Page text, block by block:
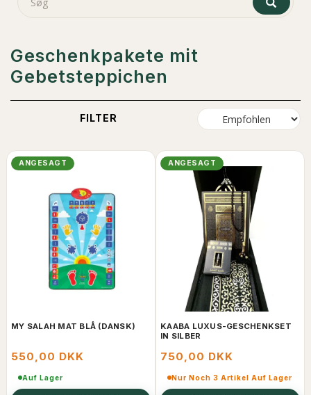
Geschenkpakete mit
Gebetsteppichen
FILTER
ANGESAGT
MY SALAH MAT BLÅ (DANSK)
550,00 DKK
Auf Lager
ANGESAGT
KAABA LUXUS-GESCHENKSET
IN SILBER
750,00 DKK
Nur Noch 3 Artikel Auf Lager